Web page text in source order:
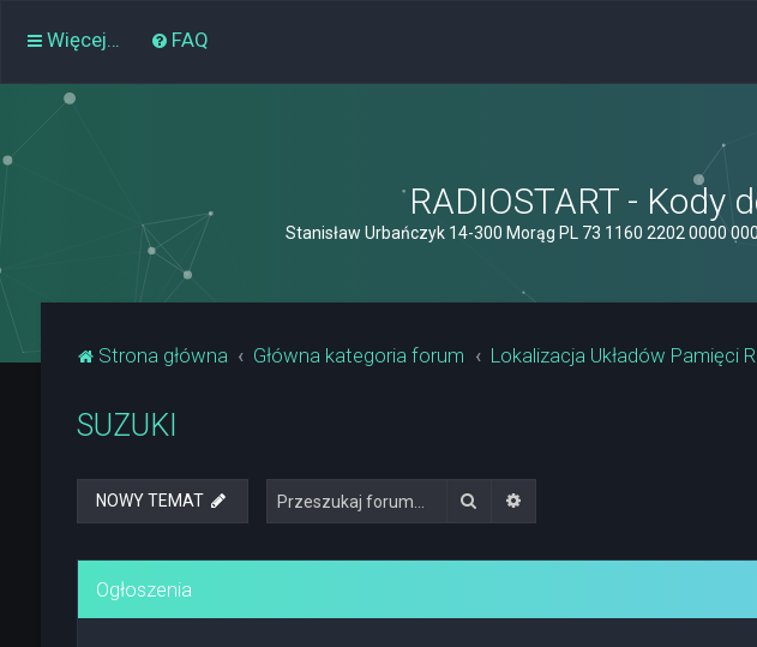
Więcej… FAQ
RADIOSTART - Kody
Stanisław Urbańczyk 14-300 Morąg PL 73 1160 2202 0000
Strona główna Główna kategoria forum Lokalizacja Układów Pamięci
SUZUKI
NOWY TEMAT Szukaj
Ogłoszenia